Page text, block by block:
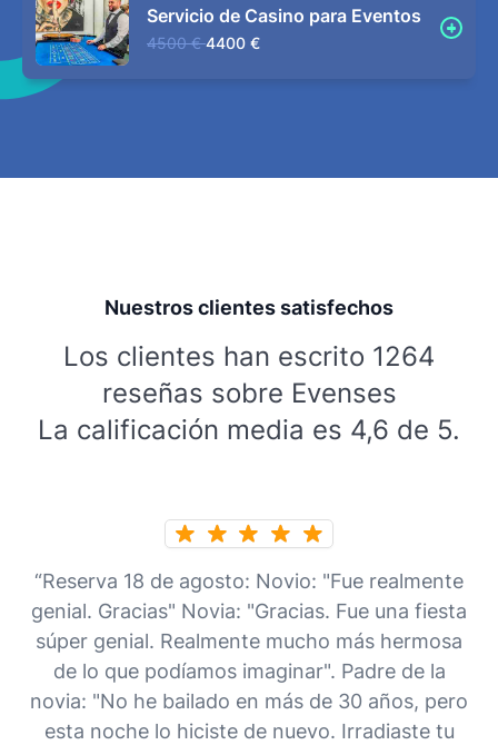
Servicio de Casino para Eventos
4500 € 4400 €
Nuestros clientes satisfechos
Los clientes han escrito 1264
reseñas sobre Evenses
La calificación media es 4,6 de 5.
“Reserva 18 de agosto: Novio: "Fue realmente
genial. Gracias" Novia: "Gracias. Fue una fiesta
súper genial. Realmente mucho más hermosa
de lo que podíamos imaginar". Padre de la
novia: "No he bailado en más de 30 años, pero
esta noche lo hiciste de nuevo. Irradiaste tu